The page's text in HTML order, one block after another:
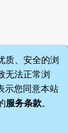
质、安全的浏
无法正常浏
示您同意本站
服务条款。